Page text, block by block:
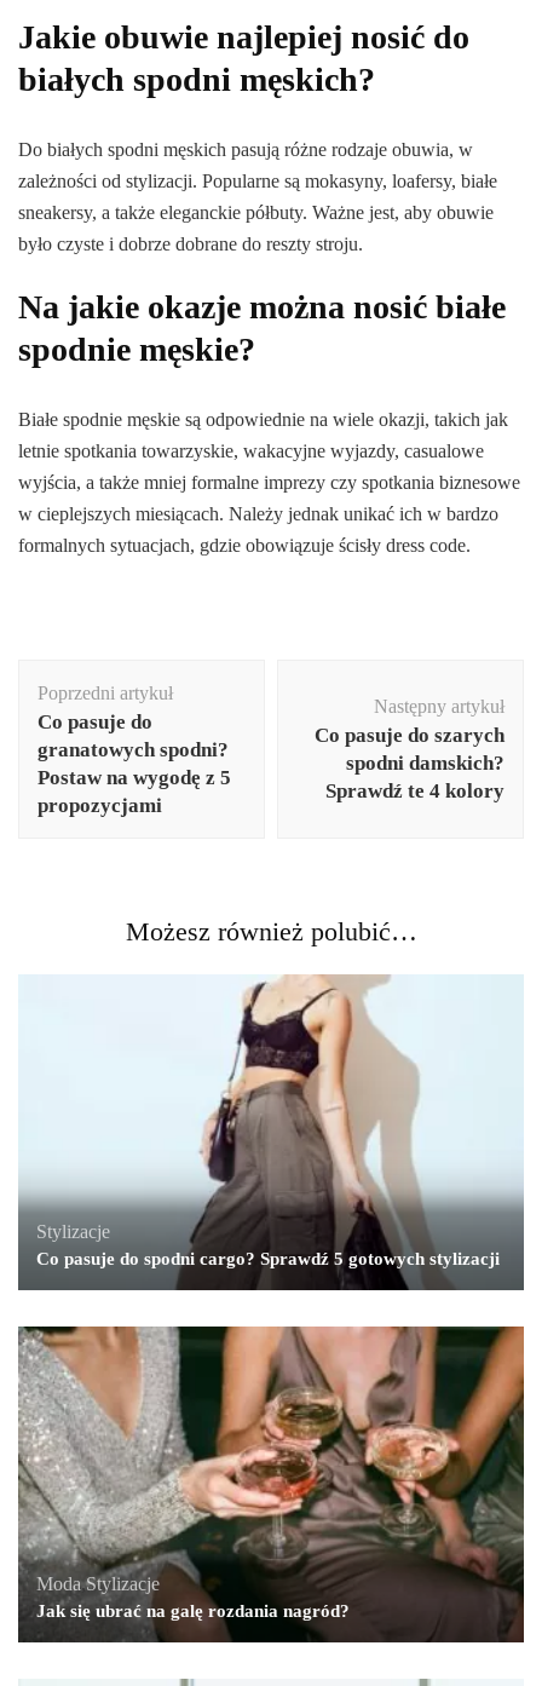
Jakie obuwie najlepiej nosić do
białych spodni męskich?
Do białych spodni męskich pasują różne rodzaje obuwia, w
zależności od stylizacji. Popularne są mokasyny, loafersy, białe
sneakersy, a także eleganckie półbuty. Ważne jest, aby obuwie
było czyste i dobrze dobrane do reszty stroju.
Na jakie okazje można nosić białe
spodnie męskie?
Białe spodnie męskie są odpowiednie na wiele okazji, takich jak
letnie spotkania towarzyskie, wakacyjne wyjazdy, casualowe
wyjścia, a także mniej formalne imprezy czy spotkania biznesowe
w cieplejszych miesiącach. Należy jednak unikać ich w bardzo
formalnych sytuacjach, gdzie obowiązuje ścisły dress code.
wpisu
Poprzedni artykuł
Co pasuje do
granatowych spodni?
Postaw na wygodę z 5
propozycjami
Następny artykuł
Co pasuje do szarych
spodni damskich?
Sprawdź te 4 kolory
Możesz również polubić…
Stylizacje
Co pasuje do spodni cargo? Sprawdź 5 gotowych stylizacji
Moda,Stylizacje
Jak się ubrać na galę rozdania nagród?